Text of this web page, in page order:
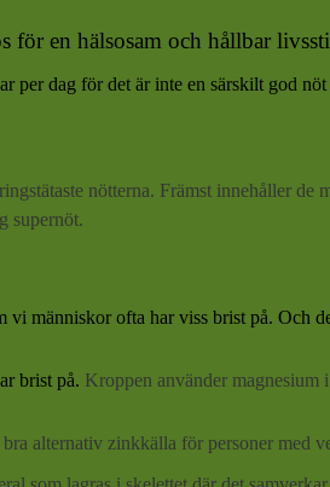
för en hälsosam och hållbar
per dag för det är inte en särskilt god
nötterna. Främst innehåller
supernöt.
människor ofta har viss brist på. Och
brist på. Kroppen använder magnesium
alternativ zinkkälla för personer med